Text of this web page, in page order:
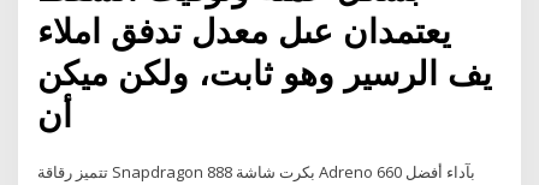
يعتمدان عىل معدل تدفق املاء
يف الرسير وهو ثابت، ولكن ميكن
أن
تتميز رقاقة Snapdragon 888 بكرت شاشة Adreno 660 بآداء أفضل